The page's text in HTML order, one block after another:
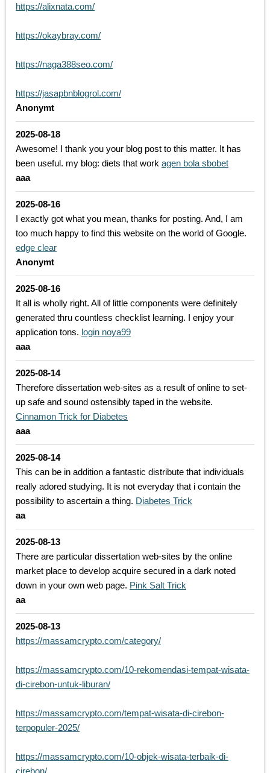
https://alixnata.com/
https://okaybray.com/
https://naga388seo.com/
https://jasapbnblogrol.com/
Anonymt
2025-08-18
Awesome! I thank you your blog post to this matter. It has
been useful. my blog: diets that work agen bola sbobet
aaa
2025-08-16
I exactly got what you mean, thanks for posting. And, I am
too much happy to find this website on the world of Google.
edge clear
Anonymt
2025-08-16
It all is wholly right. All of little components were definitely
generated thru countless checklist learning. I enjoy your
application tons. login noya99
aaa
2025-08-14
Therefore dissertation web-sites as a result of online to set-
up safe and sound ostensibly taped in the website.
Cinnamon Trick for Diabetes
aaa
2025-08-14
This can be in addition a fantastic distribute that individuals
really adored studying. It is not everyday that i contain the
possibility to ascertain a thing. Diabetes Trick
aa
2025-08-13
There are particular dissertation web-sites by the online
market place to develop acquire secured in a dark noted
down in your own web page. Pink Salt Trick
aa
2025-08-13
https://massamcrypto.com/category/
https://massamcrypto.com/10-rekomendasi-tempat-wisata-
di-cirebon-untuk-liburan/
https://massamcrypto.com/tempat-wisata-di-cirebon-
terpopuler-2025/
https://massamcrypto.com/10-objek-wisata-terbaik-di-
cirebon/